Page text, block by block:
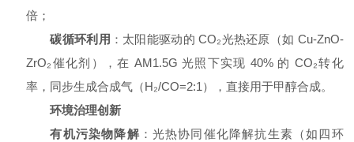
倍；
碳循环利用 ：太阳能驱动的 CO₂光热还原（如 Cu-ZnO-
ZrO₂催化剂），在 AM1.5G 光照下实现 40% 的 CO₂转化
率，同步生成合成气（H₂/CO=2:1），直接用于甲醇合成。
环境治理创新
有机污染物降解：光热协同催化降解抗生素（如四环